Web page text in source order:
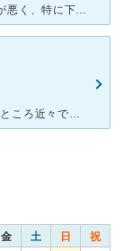
4本抜歯することが決まっていたもので、生え方が悪く、特に下顎抜歯はできない歯科医院が多いと言われてきました。以前、親知らず専門という歯科医院で4本中2本抜歯したものの、歯科医院と歯科医との相性が悪く、
歯科医からの紹介のため、電話でその旨を伝えたところ近々ですぐに予約が取れました。 当日に治療法等の問診、レントゲン撮影を行います。 そして保険適用外の薬を使うか否かを選択し、抜歯します。 薬をも
金 土 日 祝